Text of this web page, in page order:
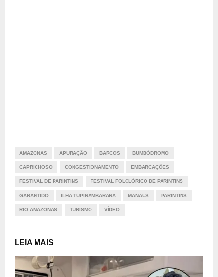
AMAZONAS APURAÇÃO BARCOS BUMBÓDROMO
CAPRICHOSO CONGESTIONAMENTO EMBARCAÇÕES
FESTIVAL DE PARINTINS FESTIVAL FOLCLÓRICO DE PARINTINS
GARANTIDO ILHA TUPINAMBARANA MANAUS PARINTINS
RIO AMAZONAS TURISMO VÍDEO
LEIA MAIS